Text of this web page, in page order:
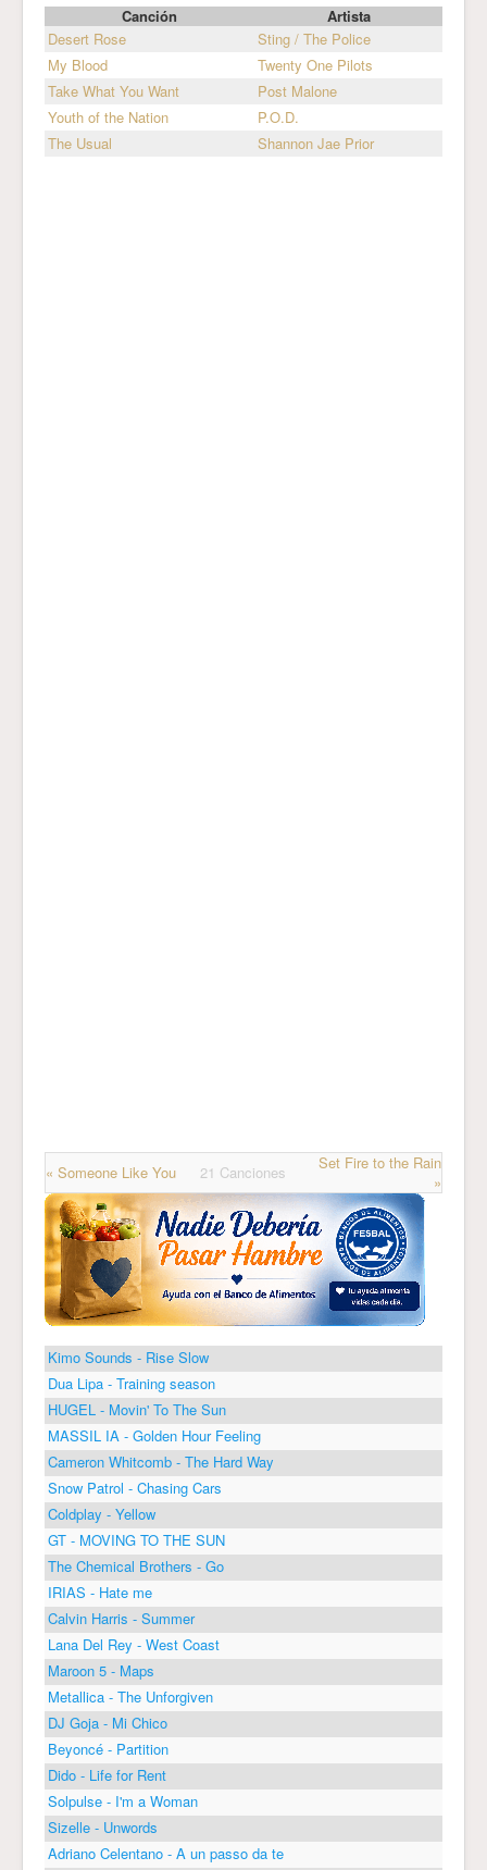
Canción
Artista
Desert Rose
Sting / The Police
My Blood
Twenty One Pilots
Take What You Want
Post Malone
Youth of the Nation
P.O.D.
The Usual
Shannon Jae Prior
« Someone Like You 21 Canciones
Set Fire to the Rain
»
Kimo Sounds - Rise Slow
Dua Lipa - Training season
HUGEL - Movin' To The Sun
MASSIL IA - Golden Hour Feeling
Cameron Whitcomb - The Hard Way
Snow Patrol - Chasing Cars
Coldplay - Yellow
GT - MOVING TO THE SUN
The Chemical Brothers - Go
IRIAS - Hate me
Calvin Harris - Summer
Lana Del Rey - West Coast
Maroon 5 - Maps
Metallica - The Unforgiven
DJ Goja - Mi Chico
Beyoncé - Partition
Dido - Life for Rent
Solpulse - I'm a Woman
Sizelle - Unwords
Adriano Celentano - A un passo da te